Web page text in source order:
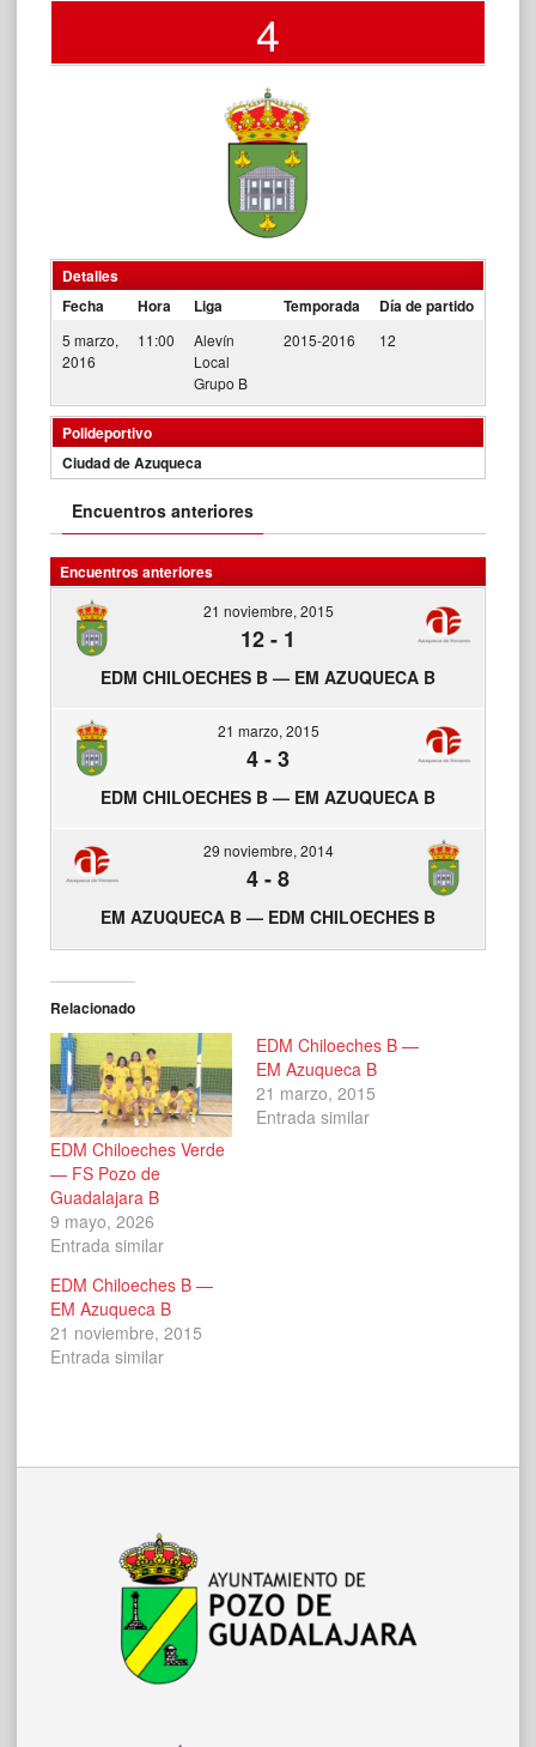
4
Detalles
Fecha
Hora Liga Temporada Día de partido
5 marzo,
2016
11:00
Alevín
Local
Grupo B
2015-2016 12
Polideportivo
Ciudad de Azuqueca
Encuentros anteriores
Encuentros anteriores
21 noviembre, 2015
12- 1
EDM CHILOECHES B — EM AZUQUECA B
21 marzo, 2015
4-3
EDM CHILOECHES B — EM AZUQUECA B
29 noviembre, 2014
4-8
EM AZUQUECA B — EDM CHILOECHES B
Relacionado
EDM Chiloeches Verde
— FS Pozo de
Guadalajara B
9 mayo, 2026
Entrada similar
EDM Chiloeches B —
EM Azuqueca B
21 marzo, 2015
Entrada similar
EDM Chiloeches B —
EM Azuqueca B
21 noviembre, 2015
Entrada similar